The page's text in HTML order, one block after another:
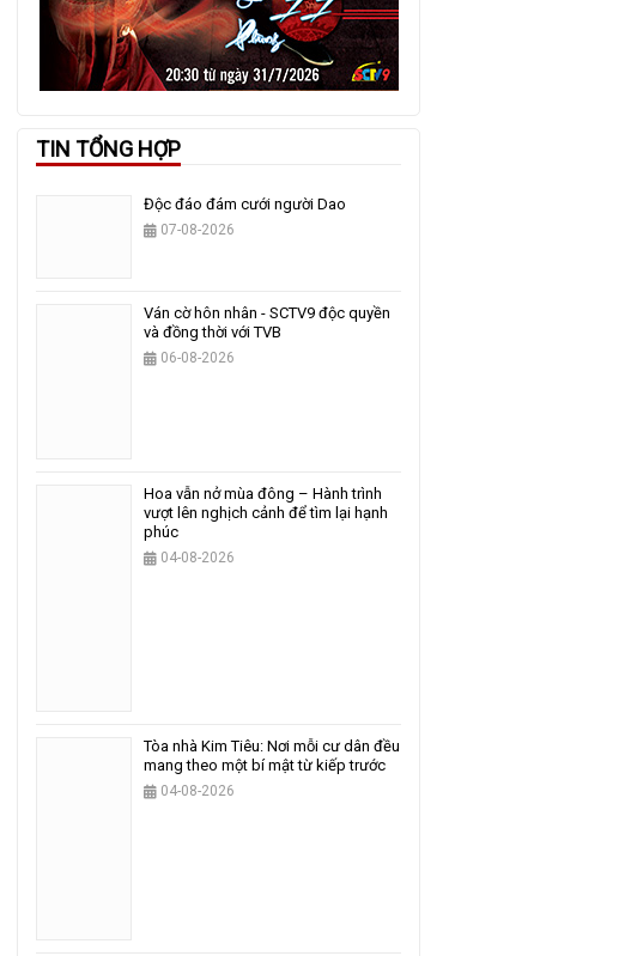
TIN TỔNG HỢP
Độc đáo đám cưới người Dao
07-08-2026
Ván cờ hôn nhân - SCTV9 độc quyền
và đồng thời với TVB
06-08-2026
Hoa vẫn nở mùa đông – Hành trình
vượt lên nghịch cảnh để tìm lại hạnh
phúc
04-08-2026
Tòa nhà Kim Tiêu: Nơi mỗi cư dân đều
mang theo một bí mật từ kiếp trước
04-08-2026